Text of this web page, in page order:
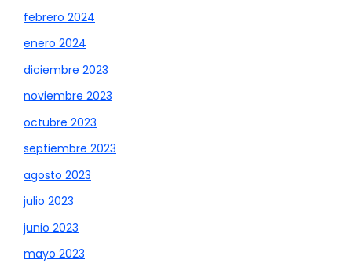
febrero 2024
enero 2024
diciembre 2023
noviembre 2023
octubre 2023
septiembre 2023
agosto 2023
julio 2023
junio 2023
mayo 2023